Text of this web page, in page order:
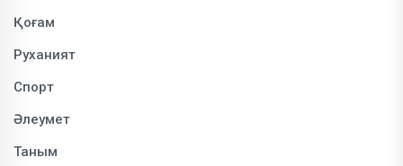
Қоғам
Руханият
Спорт
Әлеумет
Таным